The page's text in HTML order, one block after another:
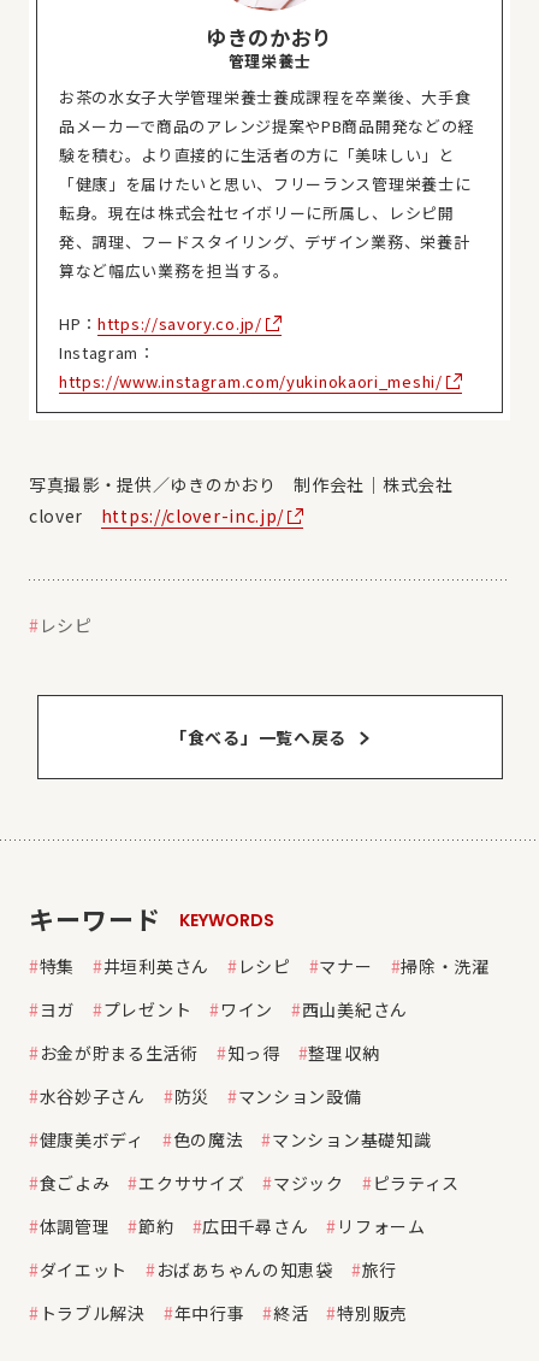
ゆきのかおり
管理栄養士
お茶の水女子大学管理栄養士養成課程を卒業後、大手食
品メーカーで商品のアレンジ提案やPB商品開発などの経
験を積む。より直接的に生活者の方に「美味しい」と
「健康」を届けたいと思い、フリーランス管理栄養士に
転身。現在は株式会社セイボリーに所属し、レシピ開
発、調理、フードスタイリング、デザイン業務、栄養計
算など幅広い業務を担当する。
HP： https://savory.co.jp/
Instagram：
https://www.instagram.com/yukinokaori_meshi/
写真撮影・提供／ゆきのかおり 制作会社｜株式会社
clover https://clover-inc.jp/
レシピ
「食べる」⼀覧へ戻る
キーワード
KEYWORDS
特集
井垣利英さん レシピ マナー
掃除・洗濯
ヨガ
プレゼント ワイン
西山美紀さん
お金が貯まる生活術
知っ得
整理収納
水谷妙子さん
防災
マンション設備
健康美ボディ
色の魔法
マンション基礎知識
食ごよみ
エクササイズ マジック
ピラティス
体調管理
節約 広田千尋さん
リフォーム
ダイエット
おばあちゃんの知恵袋
旅行
トラブル解決
年中行事 終活 特別販売